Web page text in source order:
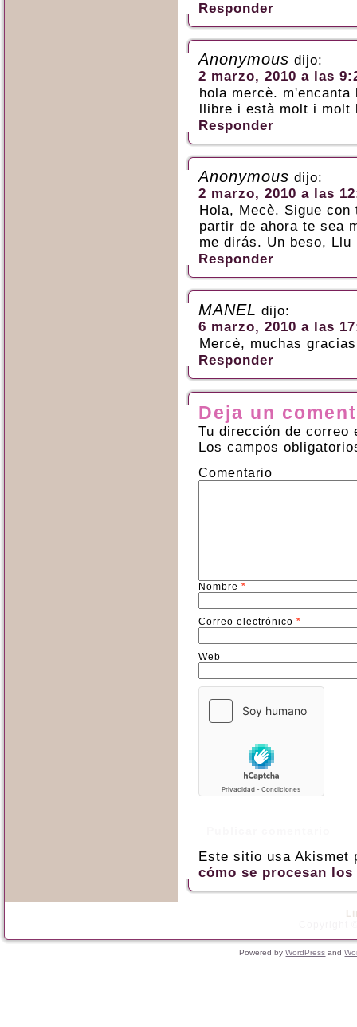
Responder
Anonymous dijo:
2 marzo, 2010 a las
hola mercè.
llibre i està molt i molt
Responder
Anonymous dijo:
2 marzo, 2010 a las
Hola, Mecè. Sigue
partir de ahora te sea
me dirás. Un beso, Llu
Responder
MANEL dijo:
6 marzo, 2010 a las
Mercè, muchas
Responder
Deja un
Tu dirección de correo
Los campos
Comentario
Nombre *
Correo electrónico *
Web
Este sitio usa
cómo se procesan
Powered byWordPress and